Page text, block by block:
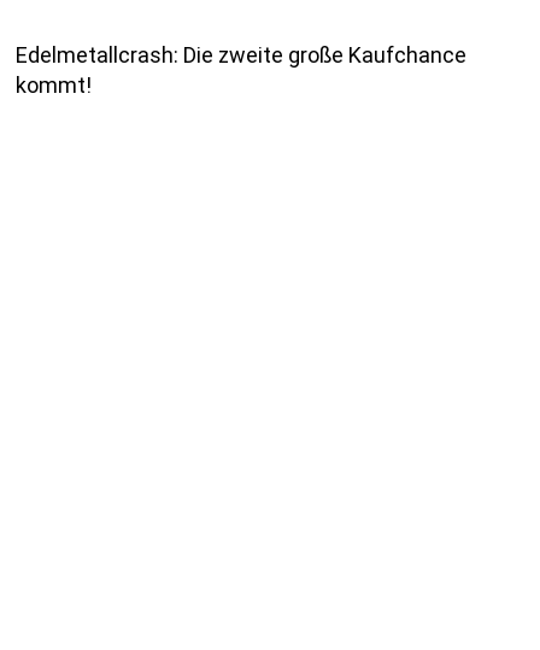
Edelmetallcrash: Die zweite große Kaufchance
kommt!